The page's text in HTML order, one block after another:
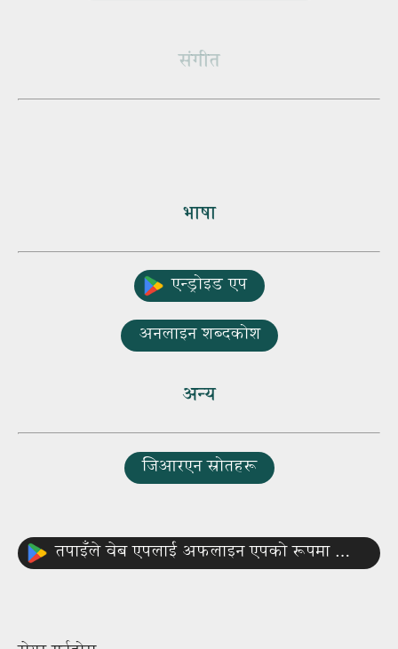
संगीत
भाषा
एन्ड्रोइड एप
अनलाइन शब्दकोश
अन्य
जिआरएन स्रोतहरू
तपाइँले वेब एपलाई अफलाइन एपको रूपमा कसरी प्रयोग गर्ने?